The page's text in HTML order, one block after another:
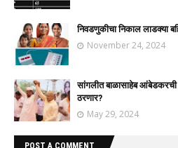
निवडणुकीचा निकाल लाडक्या
November 24, 2024
सांगलीत बाळासाहेब आंबेडकरची
ठरणार?
May 29, 2024
POST A COMMENT